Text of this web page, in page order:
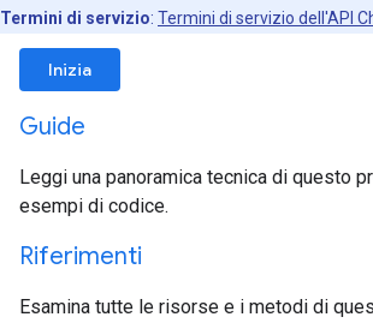
Termini di servizio: Termini di servizio dell'API
Inizia
Guide
Leggi una panoramica tecnica di questo
esempi di codice.
Riferimenti
Esamina tutte le risorse e i metodi di